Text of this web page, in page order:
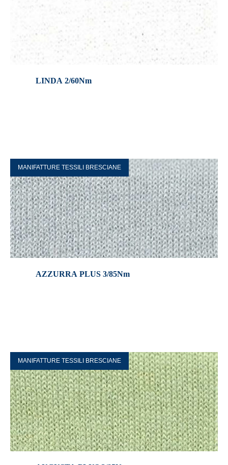
LINDA 2/60Nm
MANIFATTURE TESSILI BRESCIANE
AZZURRA PLUS 3/85Nm
MANIFATTURE TESSILI BRESCIANE